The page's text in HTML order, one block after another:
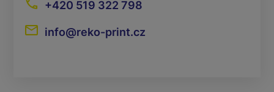
+420 519 322 798
info@reko-print.cz